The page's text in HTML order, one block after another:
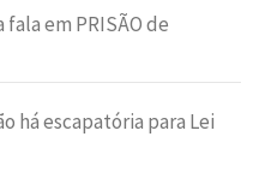
em PRISÃO de
há escapatória para Lei